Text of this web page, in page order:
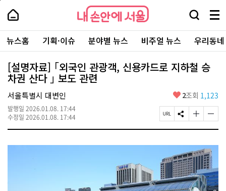
본
로
가
내
손
안
에
서
울
-
서
울
시
대
표
소
통
포
내
손
에
울
검
창
열
기
메
뉴
전
체
보
주
요
서
뉴스홈 기획·이슈 분야별 뉴스 비주얼 뉴스 우리동
[설명자료] ｢외국인 관광객, 신용카드로 지하철 승
차권 산다 ｣ 보도 관련
서울특별시 대변인
발행일 2026.01.08. 17:44
수정일 2026.01.08. 17:44
좋
요
2조회 1,123
페
이
U
L
복
사
S
N
공
유
하
기
글
자
기
크
게
변
경
하
글
자
기
작
게
변
경
하
페
상
단
로